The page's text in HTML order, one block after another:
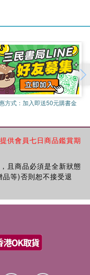
方式： 加入即送50元購書金
提供會員七日商品鑑賞期
且商品必須是全新狀態
等)否則恕不接受退